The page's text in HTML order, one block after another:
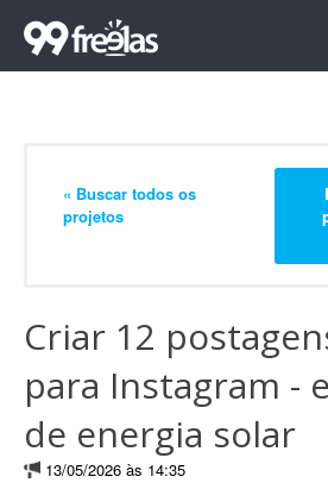
« Buscar todos os
projetos
Criar 12
para Instagram -
de energia solar
13/05/2026 às 14:35